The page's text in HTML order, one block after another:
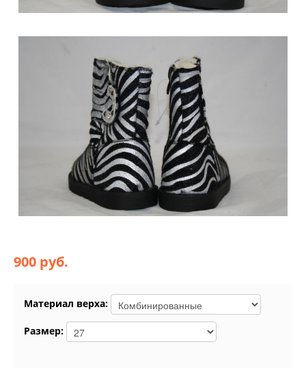
900 руб.
Материал верха:
Размер: